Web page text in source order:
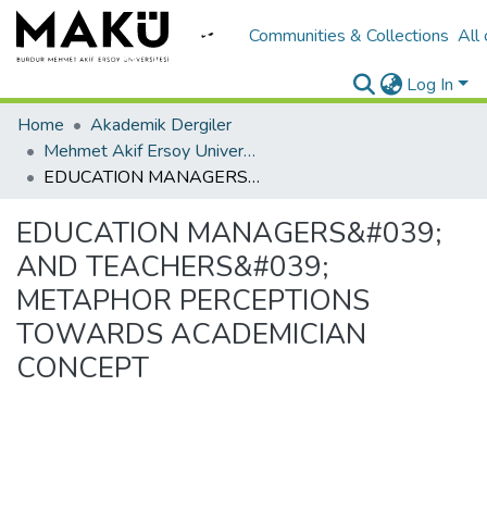
Communities & Collections All
Log In
Home
Akademik Dergiler
Mehmet Akif Ersoy University Journal of Education Faculty
EDUCATION MANAGERS&#039; AND TEACHERS&#039; METAPHOR PERCEPTIONS TOWARDS ACADEMICIAN CONCEPT
EDUCATION MANAGERS&#039;
AND TEACHERS&#039;
METAPHOR PERCEPTIONS
TOWARDS ACADEMICIAN
CONCEPT